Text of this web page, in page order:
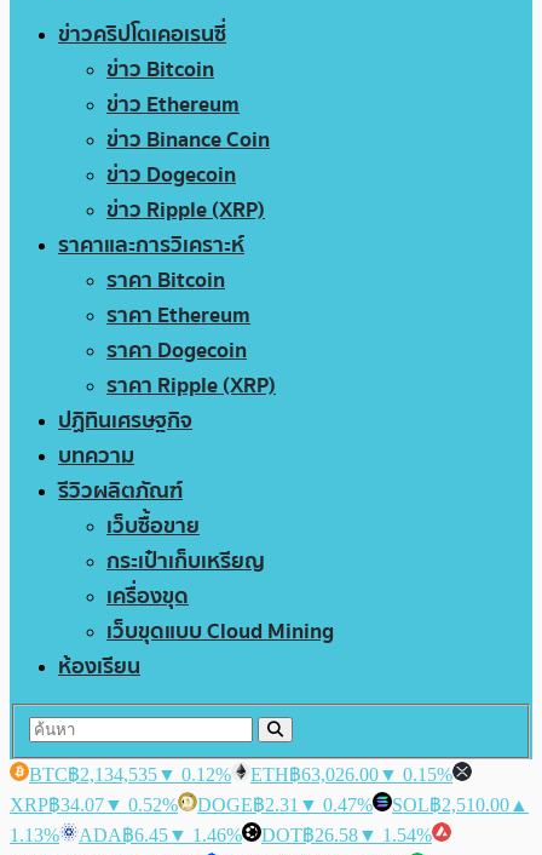
ข่าวคริปโตเคอเรนซี่
ข่าว Bitcoin
ข่าว Ethereum
ข่าว Binance Coin
ข่าว Dogecoin
ข่าว Ripple (XRP)
ราคาและการวิเคราะห์
ราคา Bitcoin
ราคา Ethereum
ราคา Dogecoin
ราคา Ripple (XRP)
ปฏิทินเศรษฐกิจ
บทความ
รีวิวผลิตภัณฑ์
เว็บซื้อขาย
กระเป๋าเก็บเหรียญ
เครื่องขุด
เว็บขุดแบบ Cloud Mining
ห้องเรียน
BTC฿2,134,535▼ 0.12% ETH฿63,026.00▼ 0.15%
XRP฿34.07▼ 0.52% DOGE฿2.31 ▼ 0.47% SOL฿2,510.00 ▲
1.13%
ADA฿6.45▼ 1.46% DOT฿26.58▼ 1.54%